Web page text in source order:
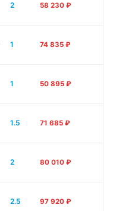
2 58 230 ₽
1 74 835 ₽
1 50 895 ₽
1.5 71 685 ₽
2 80 010 ₽
2.5 97 920 ₽